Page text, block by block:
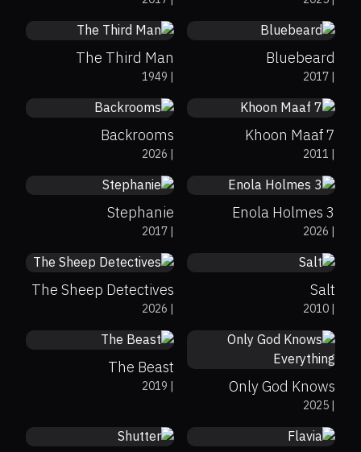
لابردنی فلتەرەکان
سادە
Bluebeard
|
2017
The Third Man
|
1949
6.3
100%
7 Khoon Maaf
|
2011
7
0%
77%
Backrooms
|
2026
5.9
73%
0%
Enola Holmes 3
|
2026
5.8
40%
Stephanie
|
2017
6.5
61%
65%
Salt
|
2010
7.7
95%
The Sheep Detectives
|
2026 4.5
Only God Knows
Everything|
2025
6.1
0%
0%
The Beast
|
2019 6
0%
0%
5.2